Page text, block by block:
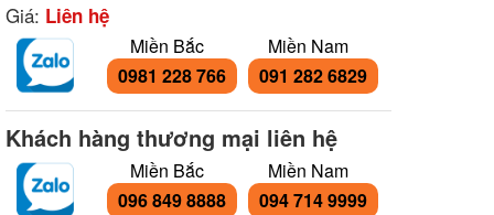
Giá: Liên hệ
Miền Bắc
0981 228 766
Miền Nam
091 282 6829
Khách hàng thương mại liên hệ
Miền Bắc
096 849 8888
Miền Nam
094 714 9999